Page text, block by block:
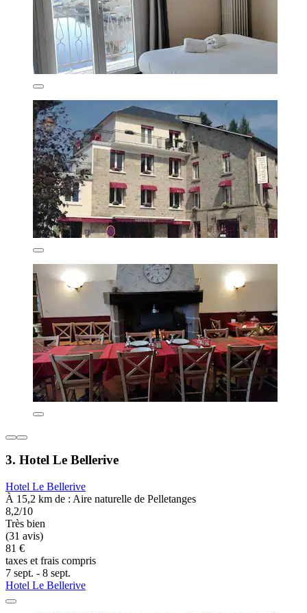
3. Hotel Le Bellerive
Hotel Le Bellerive
À 15,2 km de : Aire naturelle de Pelletanges
8,2/10
Très bien
(31 avis)
81 €
taxes et frais compris
7 sept. - 8 sept.
Hotel Le Bellerive